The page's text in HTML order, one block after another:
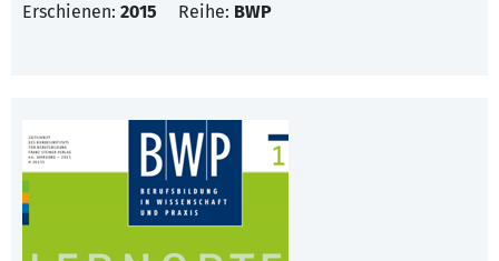
Erschienen: 2015 Reihe: BWP